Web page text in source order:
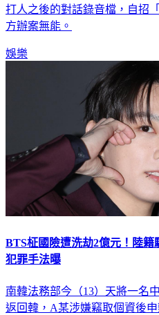
打人之後的對話錄音檔，自招
方辦案無能。
娛樂
BTS柾國險遭洗劫2億元！陸
犯罪手法曝
南韓法務部今（13）天將一名
返回韓，A某涉嫌竊取個資後